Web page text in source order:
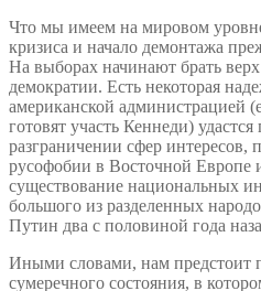
Что мы имеем на мировом
кризиса и начало демонтажа
На выборах начинают брать
демократии. Есть некоторая
американской администрацией
готовят участь Кеннеди)
разграничении сфер интересов,
русофобии в Восточной Европе
существование национальных
большого из разделенных
Путин два с половиной года
Иными словами, нам предстоит
сумеречного состояния, в